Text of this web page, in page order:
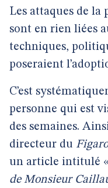
Les attaques de la
sont en rien liées
techniques,
poseraient
C’est
personne qui est
des semaines.
directeur du Figaro
un article intitulé
de Monsieur